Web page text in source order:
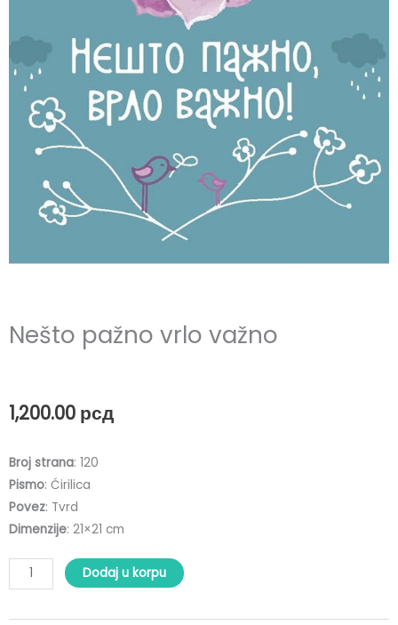
Nešto pažno vrlo važno
1,200.00 рсд
Broj strana: 120
Pismo: Ćirilica
Povez: Tvrd
Dimenzije: 21×21 cm
Nešto
pažno
Dodaj u korpu